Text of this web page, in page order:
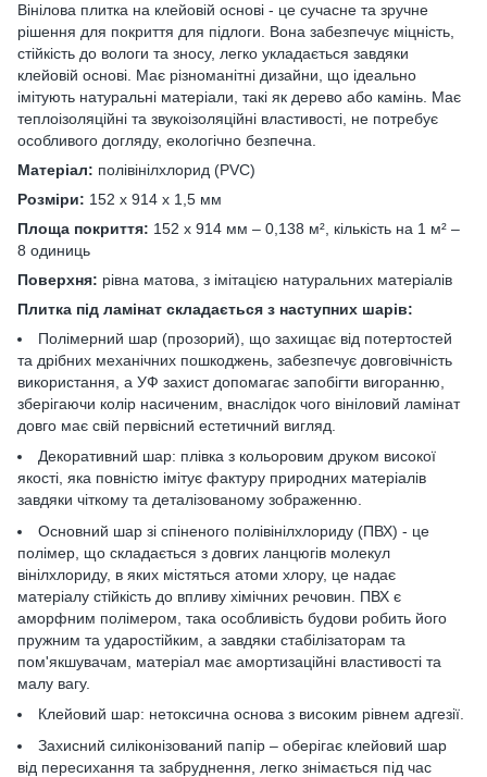
Вінілова плитка на клейовій основі - це сучасне та зручне
рішення для покриття для підлоги. Вона забезпечує міцність,
стійкість до вологи та зносу, легко укладається завдяки
клейовій основі. Має різноманітні дизайни, що ідеально
імітують натуральні матеріали, такі як дерево або камінь. Має
теплоізоляційні та звукоізоляційні властивості, не потребує
особливого догляду, екологічно безпечна.
Матеріал: полівінілхлорид (PVC)
Розміри: 152 х 914 х 1,5 мм
Площа покриття: 152 х 914 мм – 0,138 м², кількість на 1 м² –
8 одиниць
Поверхня: рівна матова, з імітацією натуральних матеріалів
Плитка під ламінат складається з наступних шарів:
Полімерний шар (прозорий), що захищає від потертостей
та дрібних механічних пошкоджень, забезпечує довговічність
використання, а УФ захист допомагає запобігти вигоранню,
зберігаючи колір насиченим, внаслідок чого вініловий ламінат
довго має свій первісний естетичний вигляд.
Декоративний шар: плівка з кольоровим друком високої
якості, яка повністю імітує фактуру природних матеріалів
завдяки чіткому та деталізованому зображенню.
Основний шар зі спіненого полівінілхлориду (ПВХ) - це
полімер, що складається з довгих ланцюгів молекул
вінілхлориду, в яких містяться атоми хлору, це надає
матеріалу стійкість до впливу хімічних речовин. ПВХ є
аморфним полімером, така особливість будови робить його
пружним та ударостійким, а завдяки стабілізаторам та
пом'якшувачам, матеріал має амортизаційні властивості та
малу вагу.
Клейовий шар: нетоксична основа з високим рівнем адгезії.
Захисний силіконізований папір – оберігає клейовий шар
від пересихання та забруднення, легко знімається під час